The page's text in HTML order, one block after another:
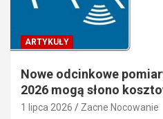
ARTYKUŁY
Nowe odcinkowe
2026 mogą słono
1 lipca 2026 Zacne Nocowanie